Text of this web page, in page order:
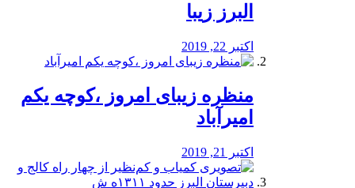
البرز زیبا
اکتبر 22, 2019
منظره‌‌ زیبای امروز ،کوچه یکم
امیرآباد
اکتبر 21, 2019